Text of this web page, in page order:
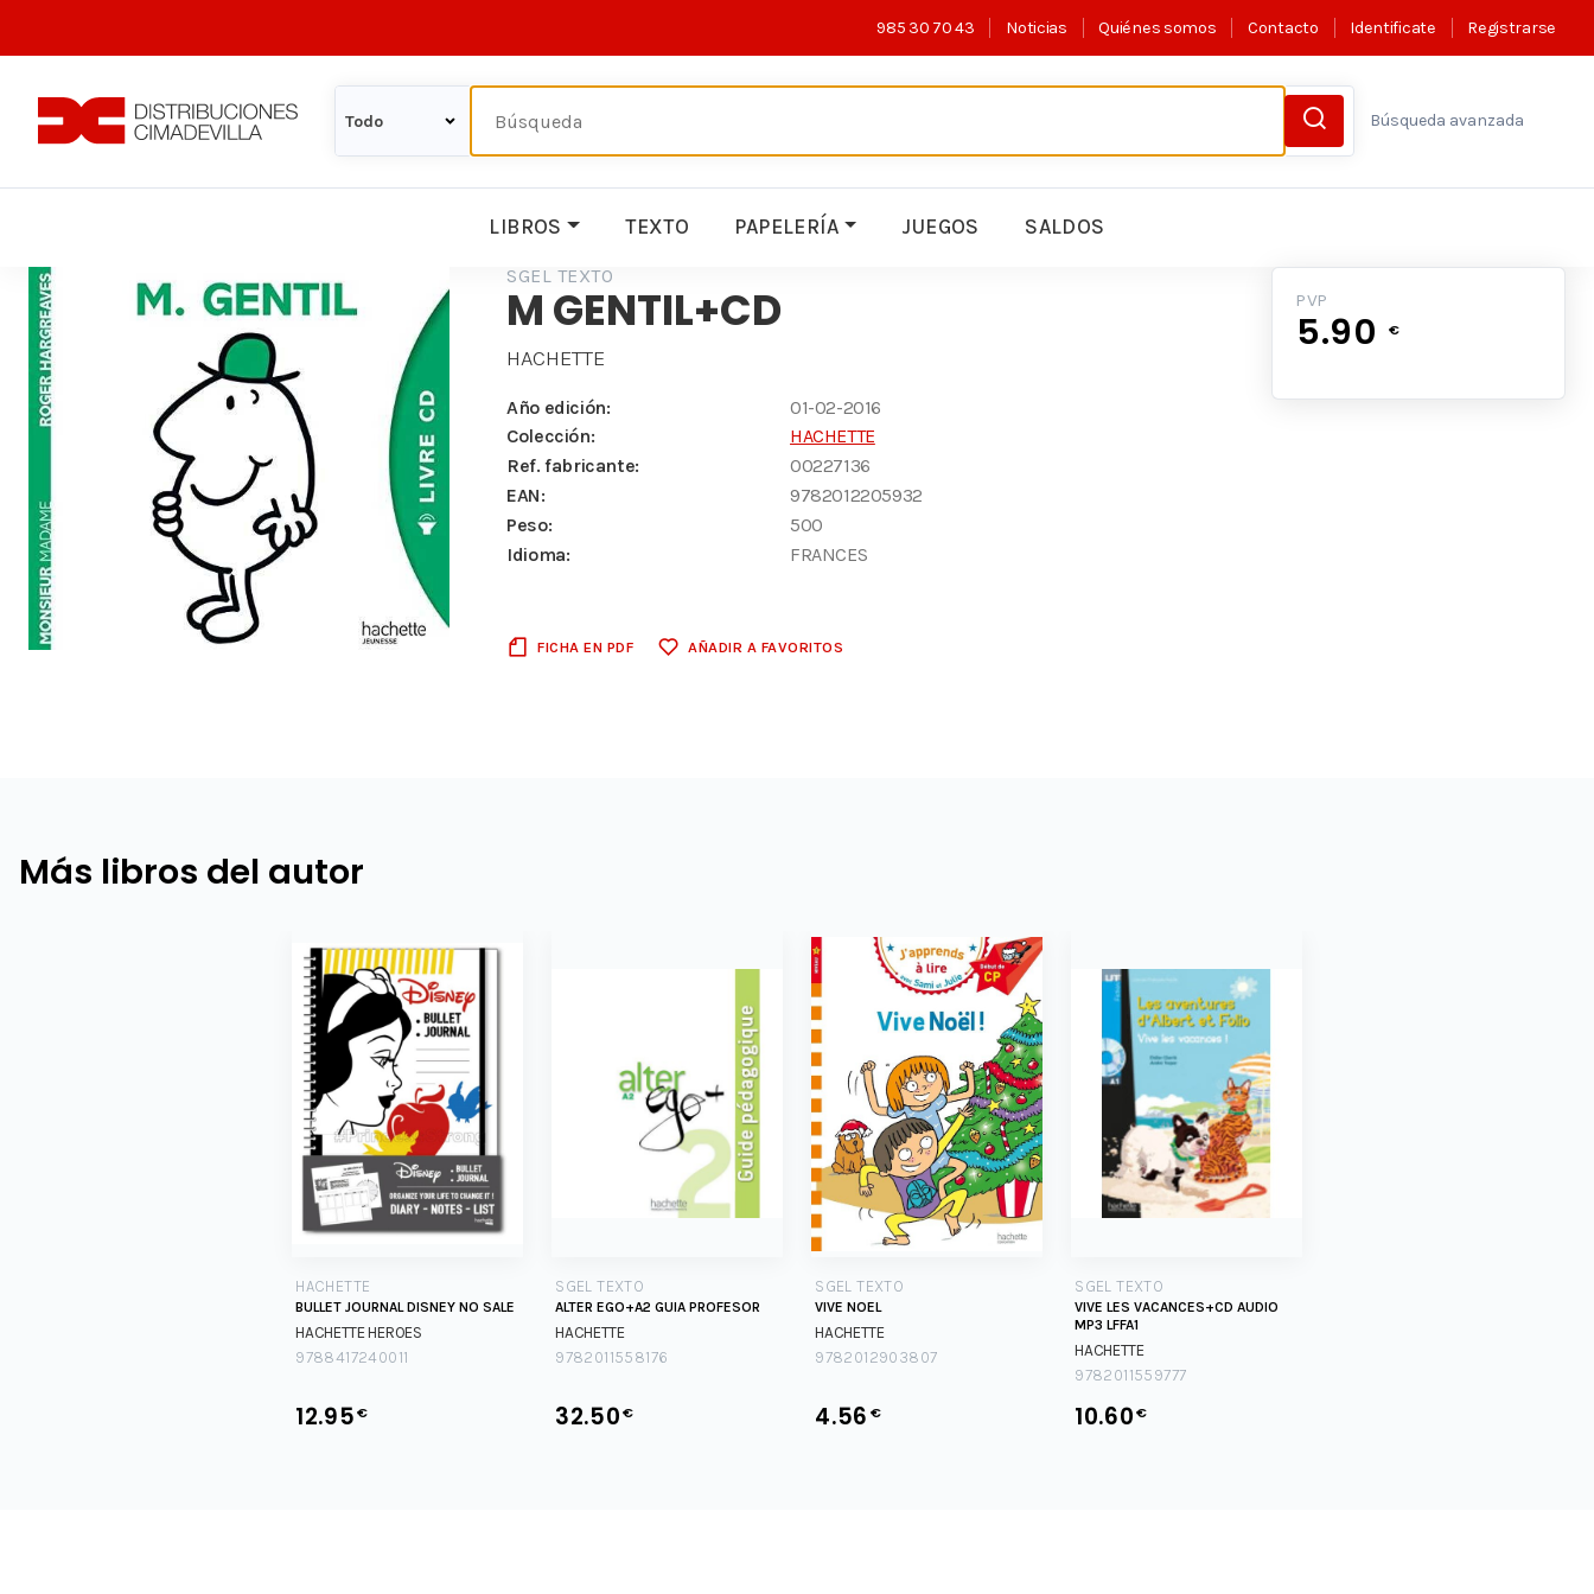
985 30 70 43 Noticias Quiénes somos Contacto Identificate Registrarse
Búsqueda avanzada
LIBROS TEXTO PAPELERÍA JUEGOS SALDOS
SGEL TEXTO
M GENTIL+CD
HACHETTE
Año edición:
01-02-2016
Colección:
HACHETTE
Ref. fabricante:
00227136
EAN:
9782012205932
Peso:
500
Idioma:
FRANCES
FICHA EN PDF AÑADIR A FAVORITOS
PVP
5.90 €
Más libros del autor
HACHETTE
BULLET JOURNAL DISNEY NO SALE
HACHETTE HEROES
9788417240011
12.95€
SGEL TEXTO
ALTER EGO+A2 GUIA PROFESOR
HACHETTE
9782011558176
32.50€
SGEL TEXTO
VIVE NOEL
HACHETTE
9782012903807
4.56 €
SGEL TEXTO
VIVE LES VACANCES+CD AUDIO
MP3 LFFA1
HACHETTE
9782011559777
10.60€